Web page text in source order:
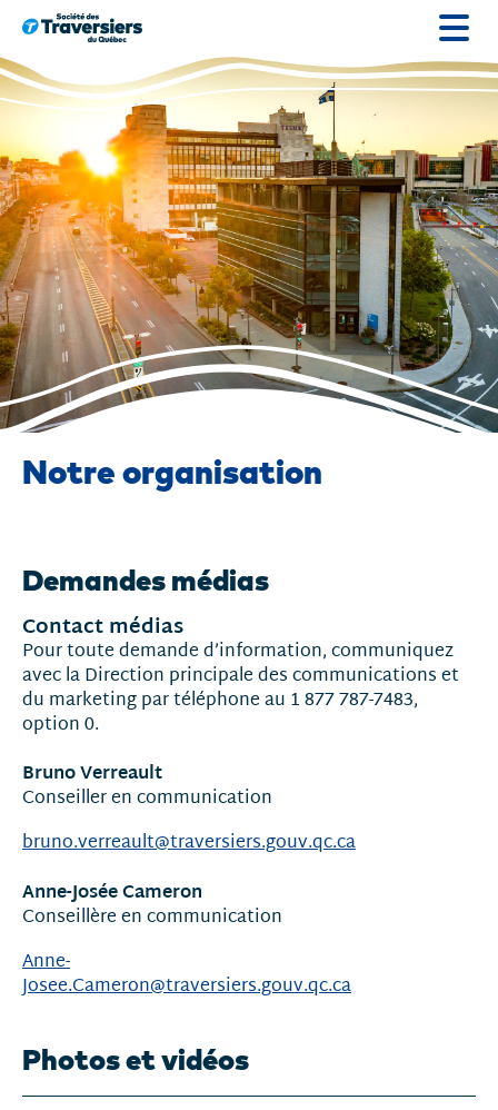
Passer
au
contenu
Notre organisation
et
communiqués
Demandes médias
Contact médias
Pour toute demande d’information, communiquez
avec la Direction principale des communications et
du marketing par téléphone au 1 877 787-7483,
option 0.
Bruno Verreault
Conseiller en communication
bruno.verreault@traversiers.gouv.qc.ca
Anne-Josée Cameron
Conseillère en communication
Anne-
Josee.Cameron@traversiers.gouv.qc.ca
Photos et vidéos